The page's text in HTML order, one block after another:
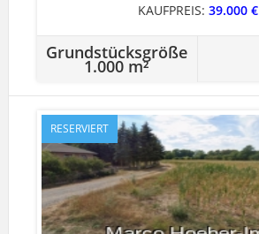
KAUFPREIS: 39.000 €
Grundstücksgröße
1.000 m²
RESERVIERT